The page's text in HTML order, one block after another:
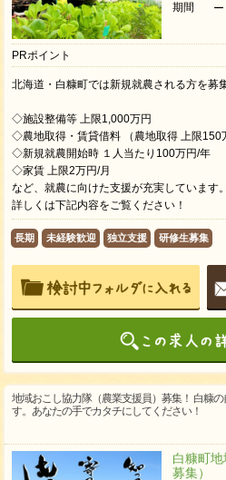
期間
ー
PRポイント
北海道・白糠町では新規就農される方を募
◇施設整備等 上限1,000万円
◇農地取得・賃貸借料 （農地取得 上限150
◇新規就農開始時 １人当たり100万円/年
◇家賃 上限2万円/月
など、就農に向けた支援が充実しています。
詳しくは下記内容をご覧ください！
長期 未経験歓迎 独立支援 研修生募集
地域おこし協力隊（農業支援員）募集！ 白糠
す。あなたの手でカタチにしてください！
白糠町
募集）